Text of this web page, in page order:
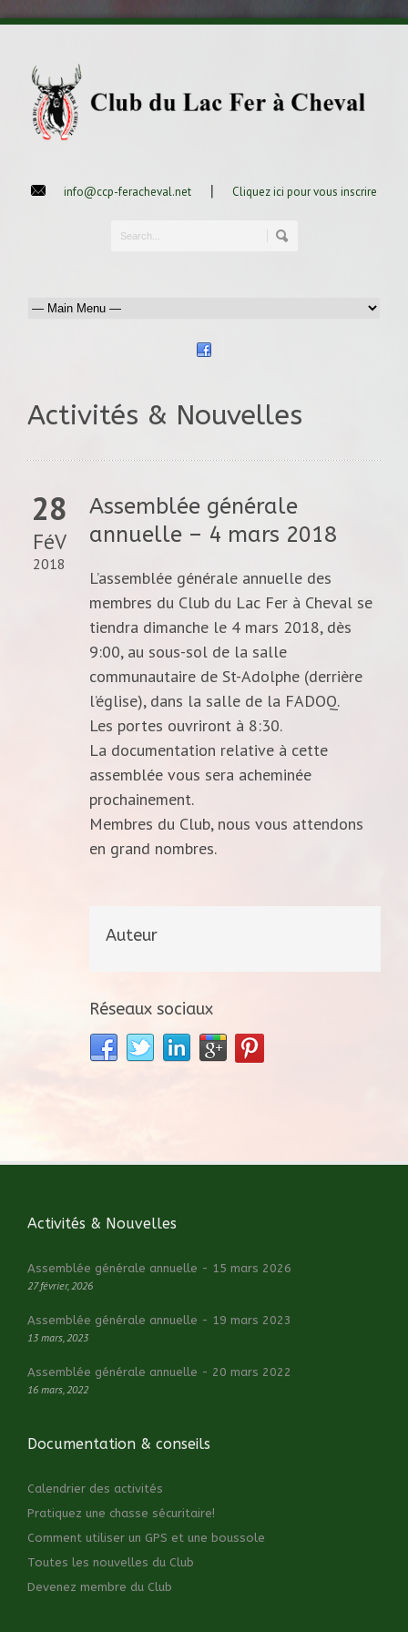
info@ccp-feracheval.net | Cliquez ici pour vous inscrire
Activités & Nouvelles
28
FéV
2018
Assemblée générale
annuelle – 4 mars 2018
L’assemblée générale annuelle des
membres du Club du Lac Fer à Cheval se
tiendra dimanche le 4 mars 2018, dès
9:00, au sous-sol de la salle
communautaire de St-Adolphe (derrière
l’église), dans la salle de la FADOQ.
Les portes ouvriront à 8:30.
La documentation relative à cette
assemblée vous sera acheminée
prochainement.
Membres du Club, nous vous attendons
en grand nombres.
Auteur
Réseaux sociaux
Activités & Nouvelles
Assemblée générale annuelle - 15 mars 2026
27 février, 2026
Assemblée générale annuelle - 19 mars 2023
13 mars, 2023
Assemblée générale annuelle - 20 mars 2022
16 mars, 2022
Documentation & conseils
Calendrier des activités
Pratiquez une chasse sécuritaire!
Comment utiliser un GPS et une boussole
Toutes les nouvelles du Club
Devenez membre du Club